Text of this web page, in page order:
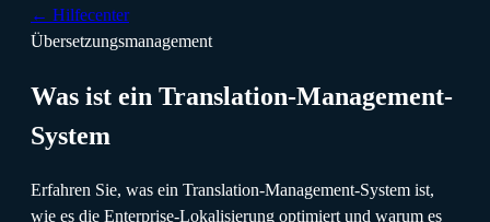
← Hilfecenter
Übersetzungsmanagement
Was ist ein Translation-Management-
System
Erfahren Sie, was ein Translation-Management-System ist,
wie es die Enterprise-Lokalisierung optimiert und warum es